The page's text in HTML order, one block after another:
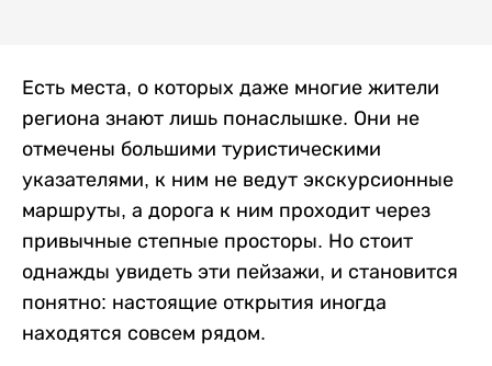
Есть места, о которых даже многие жители
региона знают лишь понаслышке. Они не
отмечены большими туристическими
указателями, к ним не ведут экскурсионные
маршруты, а дорога к ним проходит через
привычные степные просторы. Но стоит
однажды увидеть эти пейзажи, и становится
понятно: настоящие открытия иногда
находятся совсем рядом.